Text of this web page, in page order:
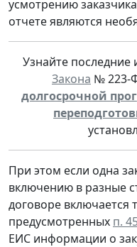
усмотрению
отчете являются
Узнайте последние
Закона № 223-
долгосрочной
При этом если одна
включению в разные
договоре включается
предусмотренных п.
ЕИС информации о